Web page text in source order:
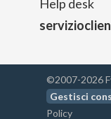
Help desk
©2007-2026
Gestisci
Policy